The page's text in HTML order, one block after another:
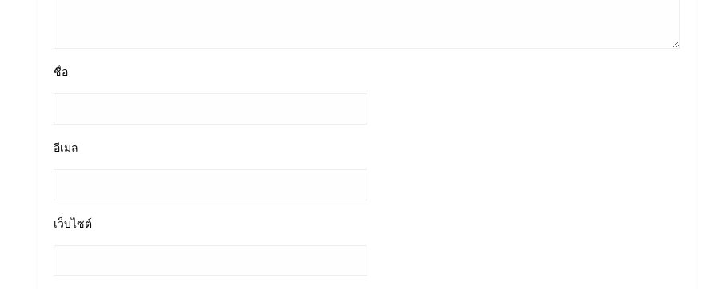
ชื่อ
อีเมล
เว็บไซต์